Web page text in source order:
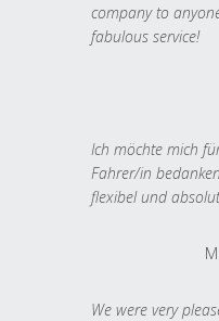
company to
fabulous service!
Ich möchte mich
Fahrer/in
flexibel und
We were very